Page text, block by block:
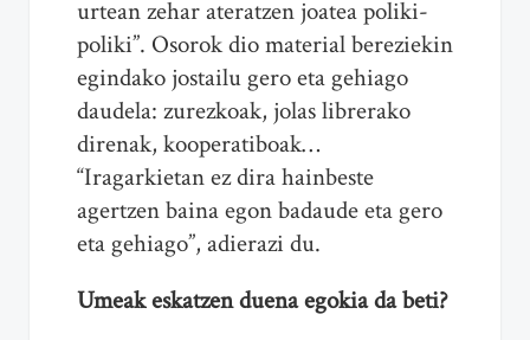
urtean zehar ateratzen joatea poliki-
poliki”. Osorok dio material bereziekin
egindako jostailu gero eta gehiago
daudela: zurezkoak, jolas librerako
direnak, kooperatiboak…
“Iragarkietan ez dira hainbeste
agertzen baina egon badaude eta gero
eta gehiago”, adierazi du.
Umeak eskatzen duena egokia da beti?